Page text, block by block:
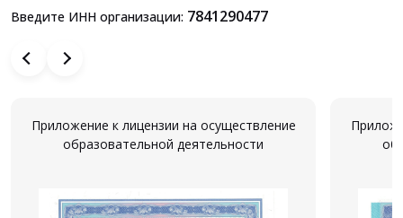
Введите ИНН организации: 7841290477
Приложение к лицензии на осуществление
образовательной деятельности